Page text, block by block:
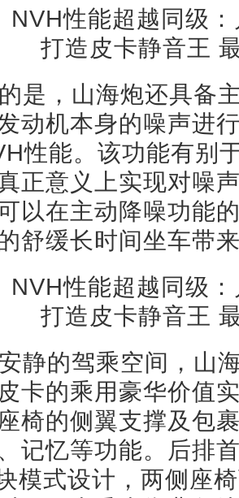
是，山海炮还具备
动机本身的噪声进
性能。该功能有别
正意义上实现对噪
以在主动降噪功能
舒缓长时间坐车带
静的驾乘空间，山
卡的乘用豪华价值
椅的侧翼支撑及包
记忆等功能。后排
模式设计，两侧座